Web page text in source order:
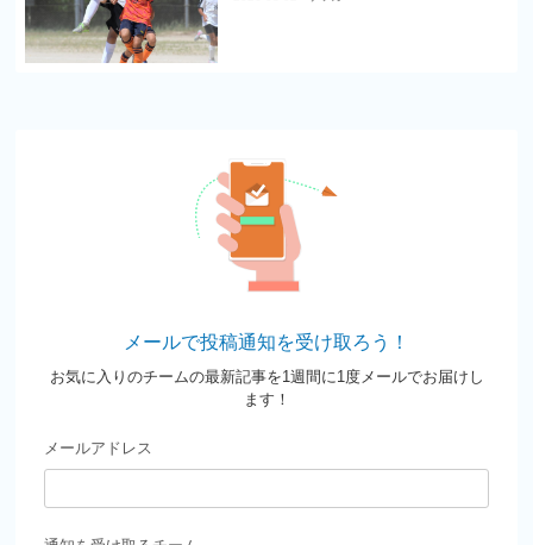
メールで投稿通知を受け取ろう！
お気に入りのチームの最新記事を1週間に1度メールでお届けし
ます！
メールアドレス